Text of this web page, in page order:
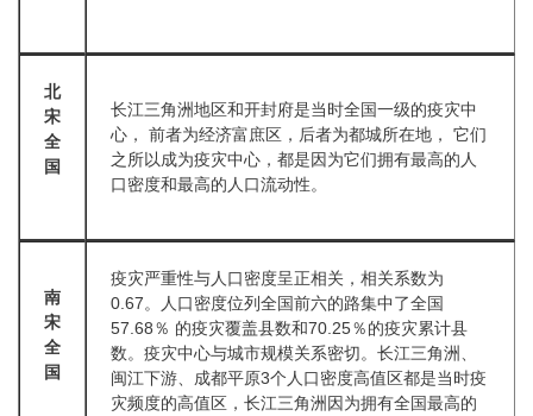
北
宋
全
国
长江三角洲地区和开封府是当时全国一级的疫灾中
心， 前者为经济富庶区，后者为都城所在地， 它们
之所以成为疫灾中心，都是因为它们拥有最高的人
口密度和最高的人口流动性。
南
宋
全
国
疫灾严重性与人口密度呈正相关，相关系数为
0.67。人口密度位列全国前六的路集中了全国
57.68％ 的疫灾覆盖县数和70.25％的疫灾累计县
数。疫灾中心与城市规模关系密切。长江三角洲、
闽江下游、成都平原3个人口密度高值区都是当时疫
灾频度的高值区，长江三角洲因为拥有全国最高的